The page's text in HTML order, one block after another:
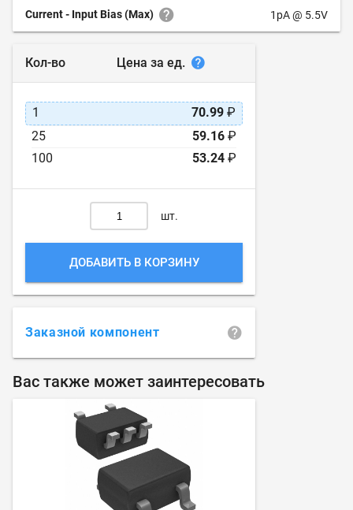
Current - Input Bias (Max) 1pA @ 5.5V
Кол-во Цена за ед.
1 70.99 ₽
25
59.16 ₽
100
53.24 ₽
шт.
ДОБАВИТЬ В КОРЗИНУ
Заказной компонент
Вас также может заинтересовать